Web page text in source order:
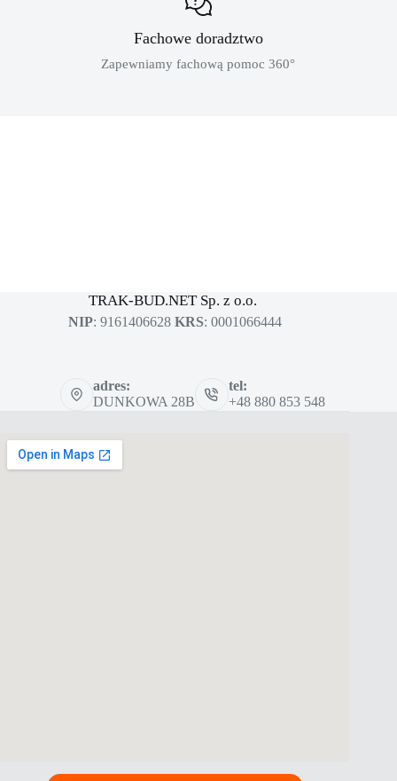
Fachowe doradztwo
Zapewniamy fachową pomoc 360°
TRAK-BUD.NET Sp. z o.o.
NIP: 9161406628 KRS: 0001066444
adres:
DUNKOWA 28B
tel:
+48 880 853 548